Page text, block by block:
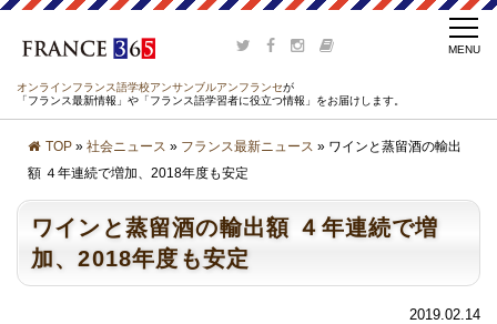
オンラインフランス語学校アンサンブルアンフランセが
「フランス最新情報」や「フランス語学習者に役立つ情報」をお届けします。
TOP » 社会ニュース » フランス最新ニュース » ワインと蒸留酒の輸出
額 ４年連続で増加、2018年度も安定
ワインと蒸留酒の輸出額 ４年連続で増
加、2018年度も安定
2019.02.14